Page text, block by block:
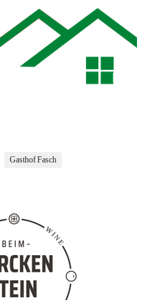
Gasthof Fasch